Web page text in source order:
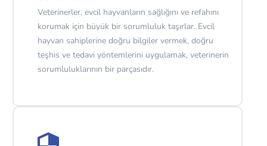
Veterinerler, evcil hayvanların sağlığını ve refahını
korumak için büyük bir sorumluluk taşırlar. Evcil
hayvan sahiplerine doğru bilgiler vermek, doğru
teşhis ve tedavi yöntemlerini uygulamak, veterinerin
sorumluluklarının bir parçasıdır.